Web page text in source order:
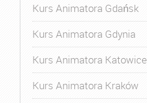
Kurs Animatora Gdańsk
Kurs Animatora Gdynia
Kurs Animatora Katowice
Kurs Animatora Kraków